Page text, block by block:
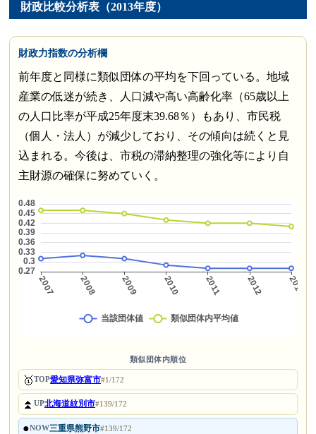
財政比較分析表（2013年度）
財政力指数の分析欄
前年度と同様に類似団体の平均を下回っている。地域
産業の低迷が続き、人口減や高い高齢化率（65歳以上
の人口比率が平成25年度末39.68％）もあり、市民税
（個人・法人）が減少しており、その傾向は続くと見
込まれる。今後は、市税の滞納整理の強化等により自
主財源の確保に努めていく。
類似団体内順位
🥇TOP愛知県弥富市#1/172
⏫UP北海道紋別市#139/172
●NOW三重県熊野市#139/172